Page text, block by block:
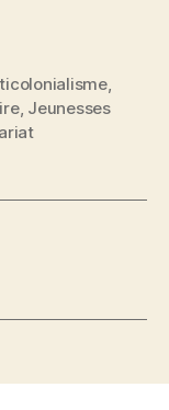
,
, Jeunesses